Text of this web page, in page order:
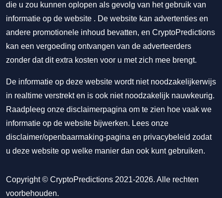
die u zou kunnen oplopen als gevolg van het gebruik van
informatie op de website . De website kan advertenties en
andere promotionele inhoud bevatten, en CryptoPredictions
kan een vergoeding ontvangen van de adverteerders
zonder dat dit extra kosten voor u met zich mee brengt.
De informatie op deze website wordt niet noodzakelijkerwijs
in realtime verstrekt en is ook niet noodzakelijk nauwkeurig.
Raadpleeg onze disclaimerpagina om te zien hoe vaak we
informatie op de website bijwerken. Lees onze
disclaimer/openbaarmaking-pagina en privacybeleid zodat
u deze website op welke manier dan ook kunt gebruiken.
Copyright © CryptoPredictions 2021-2026. Alle rechten
voorbehouden.